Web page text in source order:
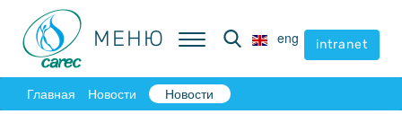
МЕНЮ eng intranet
МЕНЮ eng intranet
Главная Новости Новости